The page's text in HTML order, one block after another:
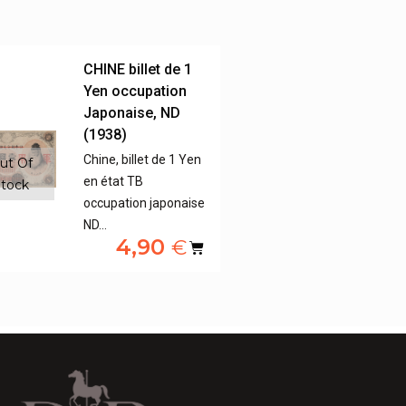
Of
CHINE billet de 1
Yen occupation
Japonaise, ND
(1938)
Chine, billet de 1 Yen
en état TB
occupation japonaise
ND…
4,90 €